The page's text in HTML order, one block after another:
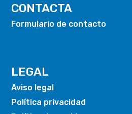
CONTACTA
Formulario de contacto
LEGAL
Aviso legal
Política privacidad